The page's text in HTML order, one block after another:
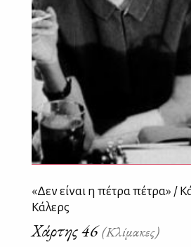
«Δεν είναι η πέτρα πέτρα» /
Κάλερς
Χάρτης 46(Κλίμακες)